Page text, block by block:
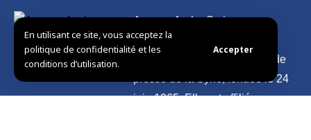
En utilisant ce site, vous acceptez la
politique de confidentialité et les
conditions d’utilisation.
Accepter
Agence Arabe Syrienne
d’Informations – SANA
L’agence nationale officielle de
presse de la Syrie, fondée le 24
juin 1965. Elle est affiliée au